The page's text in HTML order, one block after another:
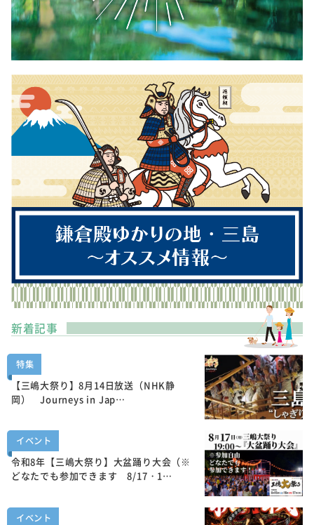
新着記事
特集
【三嶋大祭り】8月14日放送（NHK静
岡） Journeys in Jap…
イベント
令和8年【三嶋大祭り】大盆踊り大会（※
どなたでも参加できます 8/17・1…
イベント